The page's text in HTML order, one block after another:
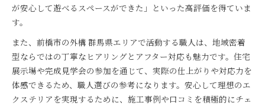
が安心して遊べるスペースができた」といった高評価を得ていま
す。
また、前橋市の外構 群馬県エリアで活動する職人は、地域密着
型ならではの丁寧なヒアリングとアフター対応も魅力です。住宅
展示場や完成見学会の参加を通じて、実際の仕上がりや対応力を
体感できるため、職人選びの参考になります。安心して理想のエ
クステリアを実現するために、施工事例や口コミを積極的にチェ